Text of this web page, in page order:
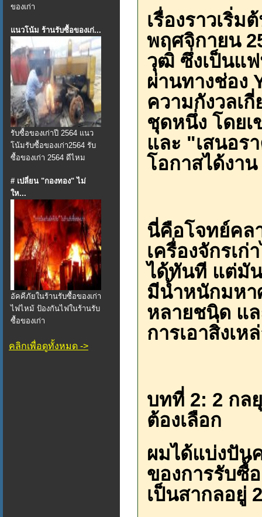
ของเก่า
แนวโน้ม ร้านรับซื้อของเก่...
รับซื้อของเก่าปี 2564 แนว
โน้มรับซื้อของเก่า2564 รับ
ซื้อของเก่า 2564 ดีไหม
# เปลี่ยน "กองทอง" ไม่
ให...
อัคคีภัยในร้านรับซื้อของเก่า
ไฟไหม้ ป้องกันไฟในร้านรับ
ซื้อของเก่า
คลิกเพื่อดูทั้งหมด ->
เรื่องราวเริ่
พฤศจิกายน
วุฒิ ซึ่งเป็นแ
ผ่านทางช่อง
ความกังวลเ
ชุดหนึ่ง โดย
และ "เสนอร
โอกาสได้งาน
นี่คือโจทย์คล
เครื่องจักรเ
ได้ทันที แต่มั
มีน้ำหนักมหา
หลายชนิด แ
การเอาสิ่งเห
บทที่ 2: 2 กล
ต้องเลือก
ผมได้แบ่งปัน
ของการรับซื้
เป็นสากลอยู่